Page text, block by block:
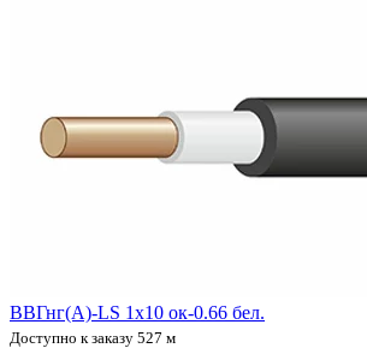
ВВГнг(А)-LS 1х10 ок-0.66 бел.
Доступно к заказу 527 м